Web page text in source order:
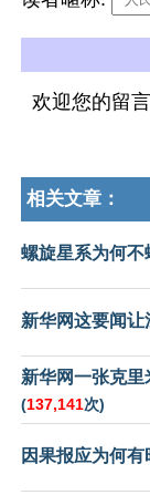
欢迎您的留言
相关文章：
螺旋星系为何不
新华网这要闻
新华网一张克
(137,141次)
因果报应为何